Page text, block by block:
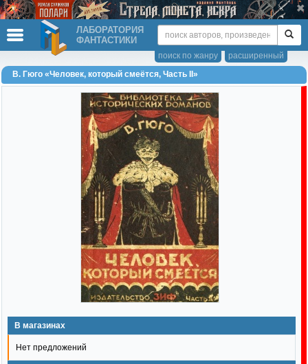
ЛАБОРАТОРИЯ
ФАНТАСТИКИ
расширенный
поиск по жанру
В. Гюго «Человек, который смеётся, Часть II»
В магазинах
Нет предложений